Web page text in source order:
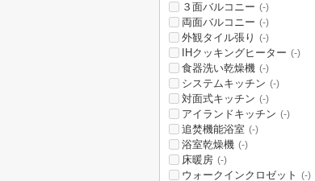
３面バルコニー (-)
両面バルコニー (-)
外観タイル張り (-)
IHクッキングヒーター (-)
食器洗い乾燥機 (-)
システムキッチン (-)
対面式キッチン (-)
アイランドキッチン (-)
追焚機能浴室 (-)
浴室乾燥機 (-)
床暖房 (-)
ウォークインクロゼット (-)